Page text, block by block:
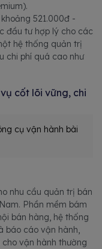
521.000đ -
đầu tư hợp lý cho các
hệ thống quản trị
chi phí quá cao như
cốt lõi vững, chi
cụ vận hành bài
nhu cầu quản trị bán
Phần mềm bám
bán hàng, hệ thống
báo cáo vận hành,
vận hành thường